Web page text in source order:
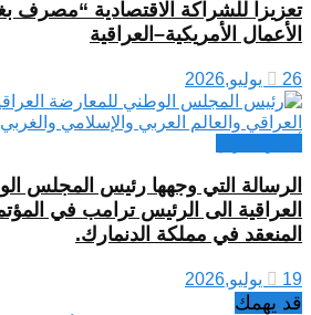
تعزيزا للشراكة الاقتصادية “مصرف
الأعمال الأمريكية–العراقية
26 يوليو,2026
الرسالة التي وجهها رئيس المجلس
العراقية الى الرئيس ترامب في
المنعقد في مملكة الدنمارك.
19 يوليو,2026
قد يهمك